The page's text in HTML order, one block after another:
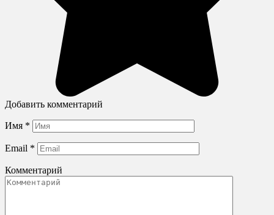
Добавить комментарий
Имя *
Email *
Комментарий